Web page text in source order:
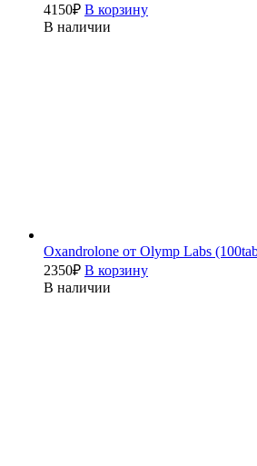
4150₽ В корзину
В наличии
Oxandrolone от Olymp Labs
2350₽ В корзину
В наличии